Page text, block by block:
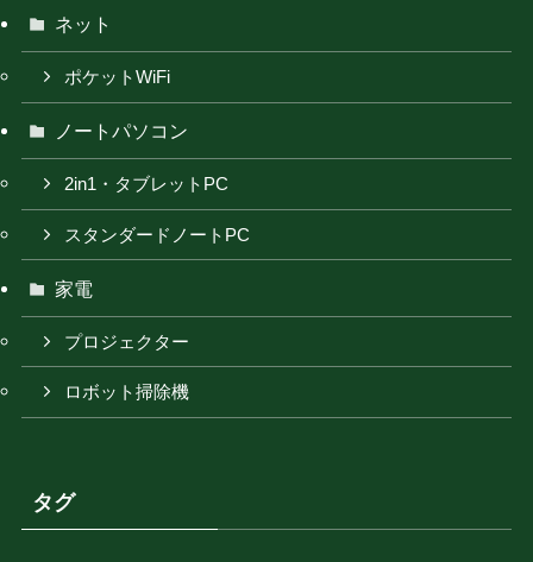
ネット
ポケットWiFi
ノートパソコン
2in1・タブレットPC
スタンダードノートPC
家電
プロジェクター
ロボット掃除機
タグ